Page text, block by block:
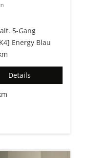
5-Gang
Energy Blau
Details